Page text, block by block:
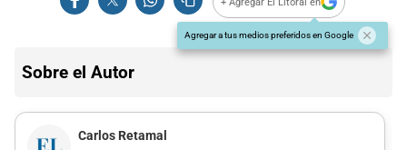
Agregar a tus medios preferidos en Google
Sobre el Autor
Carlos Retamal